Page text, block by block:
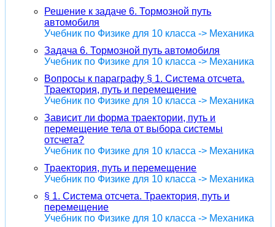
Решение к задаче 6. Тормозной путь
автомобиля
Учебник по Физике для 10 класса -> Механика
Задача 6. Тормозной путь автомобиля
Учебник по Физике для 10 класса -> Механика
Вопросы к параграфу § 1. Система отсчета.
Траектория, путь и перемещение
Учебник по Физике для 10 класса -> Механика
Зависит ли форма траектории, путь и
перемещение тела от выбора системы
отсчета?
Учебник по Физике для 10 класса -> Механика
Траектория, путь и перемещение
Учебник по Физике для 10 класса -> Механика
§ 1. Система отсчета. Траектория, путь и
перемещение
Учебник по Физике для 10 класса -> Механика